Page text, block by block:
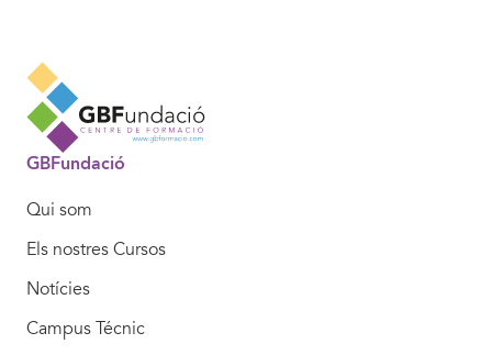
GBFundació
Qui som
Els nostres Cursos
Notícies
Campus Técnic